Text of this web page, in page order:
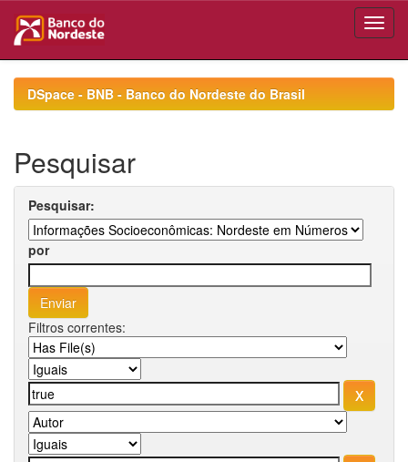
navigationDSpace - BNB - Banco do Nordeste do Brasil
Pesquisar
Pesquisar:
por
Filtros correntes: